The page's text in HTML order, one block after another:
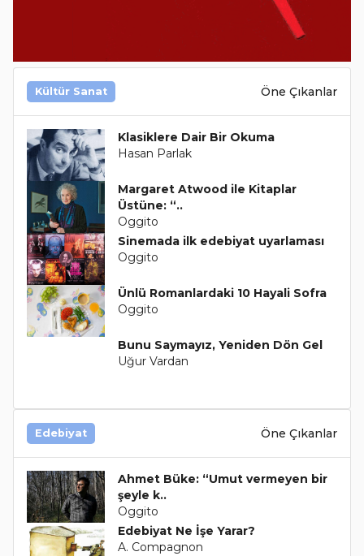
Kültür Sanat Öne Çıkanlar
Klasiklere Dair Bir Okuma
Hasan Parlak
Margaret Atwood ile Kitaplar
Üstüne: “..
Oggito
Sinemada ilk edebiyat uyarlaması
Oggito
Ünlü Romanlardaki 10 Hayali Sofra
Oggito
Bunu Saymayız, Yeniden Dön Gel
Uğur Vardan
Edebiyat Öne Çıkanlar
Ahmet Büke: “Umut vermeyen bir
şeyle k..
Oggito
Edebiyat Ne İşe Yarar?
A. Compagnon